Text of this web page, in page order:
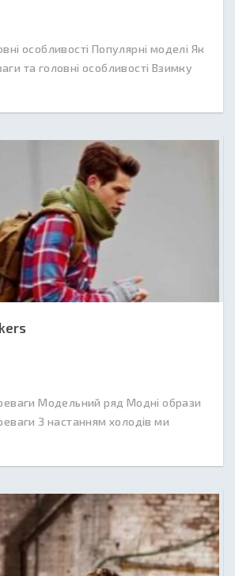
особливості Популярні моделі Як
та головні особливості Взимку
Модельний ряд Модні образи
З настанням холодів ми